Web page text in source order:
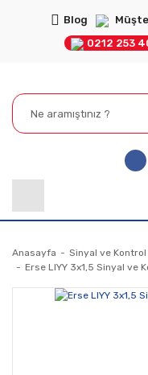
Blog
0212 253
Anasayfa Sinyal ve Kontrol
Erse LIYY 3x1,5 Sinyal ve